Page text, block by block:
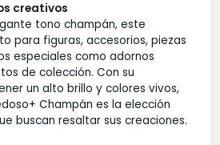
creativos
tono champán, este
para figuras, accesorios, piezas
especiales como adornos
de colección. Con su
un alto brillo y colores vivos,
Champán es la elección
buscan resaltar sus creaciones.